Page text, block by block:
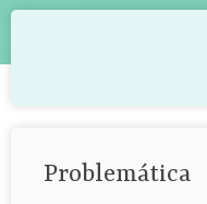
Problemática